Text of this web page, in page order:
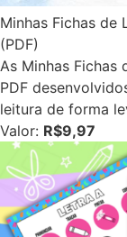
Minhas Fichas de
(PDF)
As Minhas Fichas
PDF
leitura de forma
Valor: R$9,97